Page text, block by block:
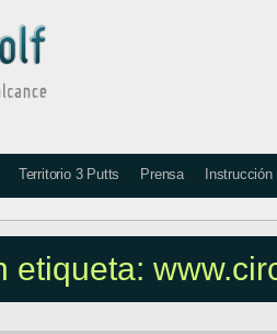
Territorio 3 Putts Prensa Instrucción
etiqueta: